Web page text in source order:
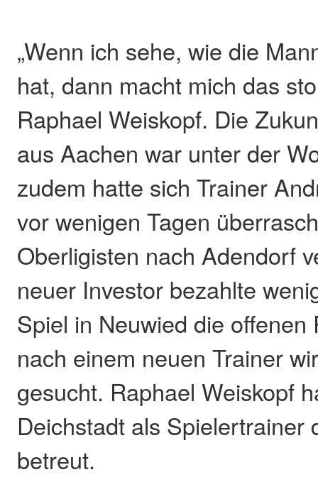
„Wenn ich sehe, wie die
hat, dann macht mich das
Raphael Weiskopf. Die
aus Aachen war unter der
zudem hatte sich Trainer
vor wenigen Tagen
Oberligisten nach Adendorf
neuer Investor bezahlte
Spiel in Neuwied die offenen
nach einem neuen Trainer
gesucht. Raphael Weiskopf
Deichstadt als Spielertrainer
betreut.